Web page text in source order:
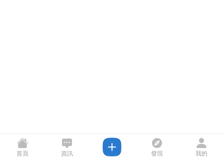
首頁 資訊 發現 我的